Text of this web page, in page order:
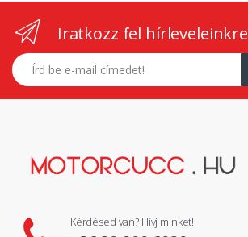
Iratkozz fel hírleveleinkre
E-mail címed
Kérdésed van? Hívj minket!